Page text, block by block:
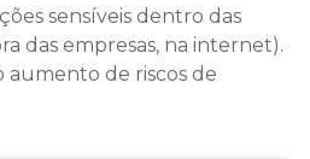
sensíveis dentro das
das empresas, na internet).
aumento de riscos de